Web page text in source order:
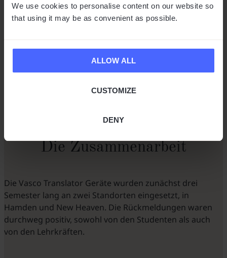
We use cookies to personalise content on our website so
that using it may be as convenient as possible.
ALLOW ALL
CUSTOMIZE
DENY
Die Zusammenarbeit
Die Vasco Translator Geräte wurden zunächst drei
Semester lang an zwei Standorten eingesetzt, in
Hamden und New Heaven. Die Rückmeldungen waren
durchweg positiv, sowohl von den Studenten als auch
von den Lehrkräften.